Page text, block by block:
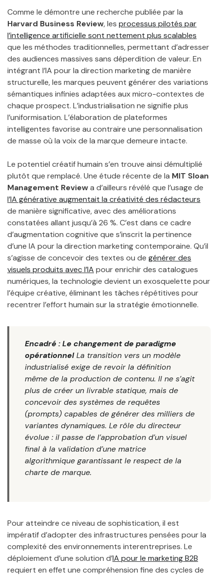
Comme le démontre une recherche publiée par la
Harvard Business Review, les processus pilotés par
l’intelligence artificielle sont nettement plus scalables
que les méthodes traditionnelles, permettant d’adresser
des audiences massives sans déperdition de valeur. En
intégrant l’IA pour la direction marketing de manière
structurelle, les marques peuvent générer des variations
sémantiques infinies adaptées aux micro-contextes de
chaque prospect. L’industrialisation ne signifie plus
l’uniformisation. L’élaboration de plateformes
intelligentes favorise au contraire une personnalisation
de masse où la voix de la marque demeure intacte.
Le potentiel créatif humain s’en trouve ainsi démultiplié
plutôt que remplacé. Une étude récente de la MIT Sloan
Management Reviewa d’ailleurs révélé que l’usage de
l’IA générative augmentait la créativité des rédacteurs
de manière significative, avec des améliorations
constatées allant jusqu’à 26 %. C’est dans ce cadre
d’augmentation cognitive que s’inscrit la pertinence
d’une IA pour la direction marketing contemporaine. Qu’il
s’agisse de concevoir des textes ou de générer des
visuels produits avec l’IA pour enrichir des catalogues
numériques, la technologie devient un exosquelette pour
l’équipe créative, éliminant les tâches répétitives pour
recentrer l’effort humain sur la stratégie émotionnelle.
Encadré : Le changement de paradigme
opérationnelLa transition vers un modèle
industrialisé exige de revoir la définition
même de la production de contenu. Il ne s’agit
plus de créer un livrable statique, mais de
concevoir des systèmes de requêtes
(prompts) capables de générer des milliers de
variantes dynamiques. Le rôle du directeur
évolue : il passe de l’approbation d’un visuel
final à la validation d’une matrice
algorithmique garantissant le respect de la
charte de marque.
Pour atteindre ce niveau de sophistication, il est
impératif d’adopter des infrastructures pensées pour la
complexité des environnements interentreprises. Le
déploiement d’une solution d’IA pour le marketing B2B
requiert en effet une compréhension fine des cycles de